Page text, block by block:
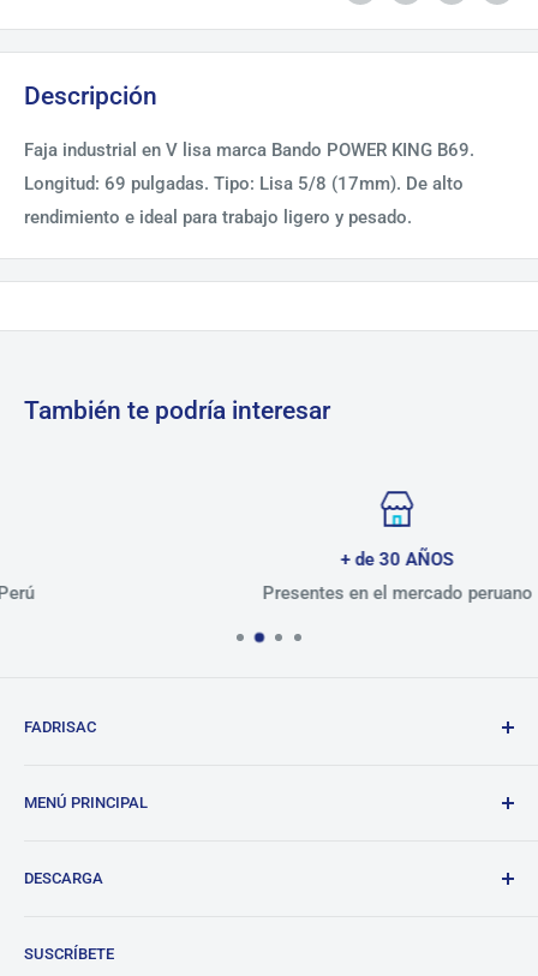
Descripción
Faja industrial en V lisa marca Bando POWER KING B69.
Longitud: 69 pulgadas. Tipo: Lisa 5/8 (17mm). De alto
rendimiento e ideal para trabajo ligero y pesado.
También te podría interesar
+ de 30 AÑOS
Presentes en el mercado peruano
FADRISAC
MENÚ PRINCIPAL
Tienda
Beneficios
DESCARGA
Política de Privacidad
SUSCRÍBETE